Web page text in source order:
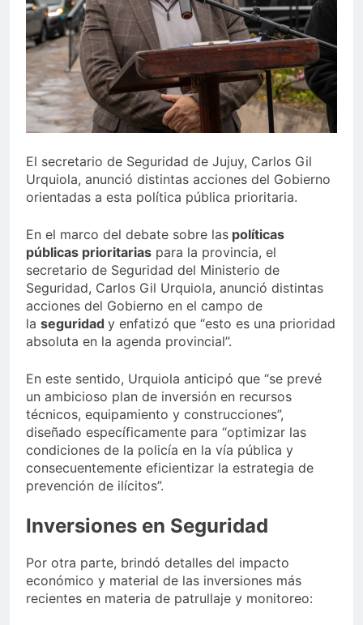
El secretario de Seguridad de Jujuy, Carlos Gil
Urquiola, anunció distintas acciones del Gobierno
orientadas a esta política pública prioritaria.
En el marco del debate sobre las políticas
públicas prioritarias para la provincia, el
secretario de Seguridad del Ministerio de
Seguridad, Carlos Gil Urquiola, anunció distintas
acciones del Gobierno en el campo de
la seguridad y enfatizó que “esto es una prioridad
absoluta en la agenda provincial”.
En este sentido, Urquiola anticipó que “se prevé
un ambicioso plan de inversión en recursos
técnicos, equipamiento y construcciones”,
diseñado específicamente para “optimizar las
condiciones de la policía en la vía pública y
consecuentemente eficientizar la estrategia de
prevención de ilícitos”.
Inversiones en Seguridad
Por otra parte, brindó detalles del impacto
económico y material de las inversiones más
recientes en materia de patrullaje y monitoreo: